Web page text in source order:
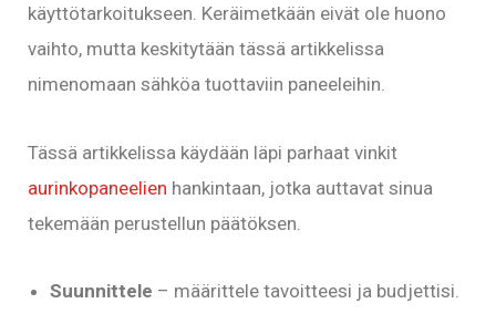
käyttötarkoitukseen. Keräimetkään eivät ole huono
vaihto, mutta keskitytään tässä artikkelissa
nimenomaan sähköa tuottaviin paneeleihin.
Tässä artikkelissa käydään läpi parhaat vinkit
aurinkopaneelien hankintaan, jotka auttavat sinua
tekemään perustellun päätöksen.
Suunnittele – määrittele tavoitteesi ja budjettisi.